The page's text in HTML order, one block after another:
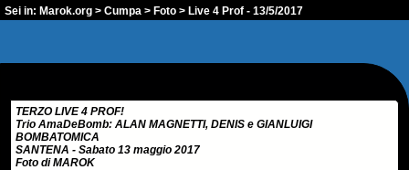
Sei in: Marok.org > Cumpa > Foto > Live 4 Prof - 13/5/2017
TERZO LIVE 4 PROF!
Trio AmaDeBomb: ALAN MAGNETTI, DENIS e GIANLUIGI
BOMBATOMICA
SANTENA - Sabato 13 maggio 2017
Foto di MAROK